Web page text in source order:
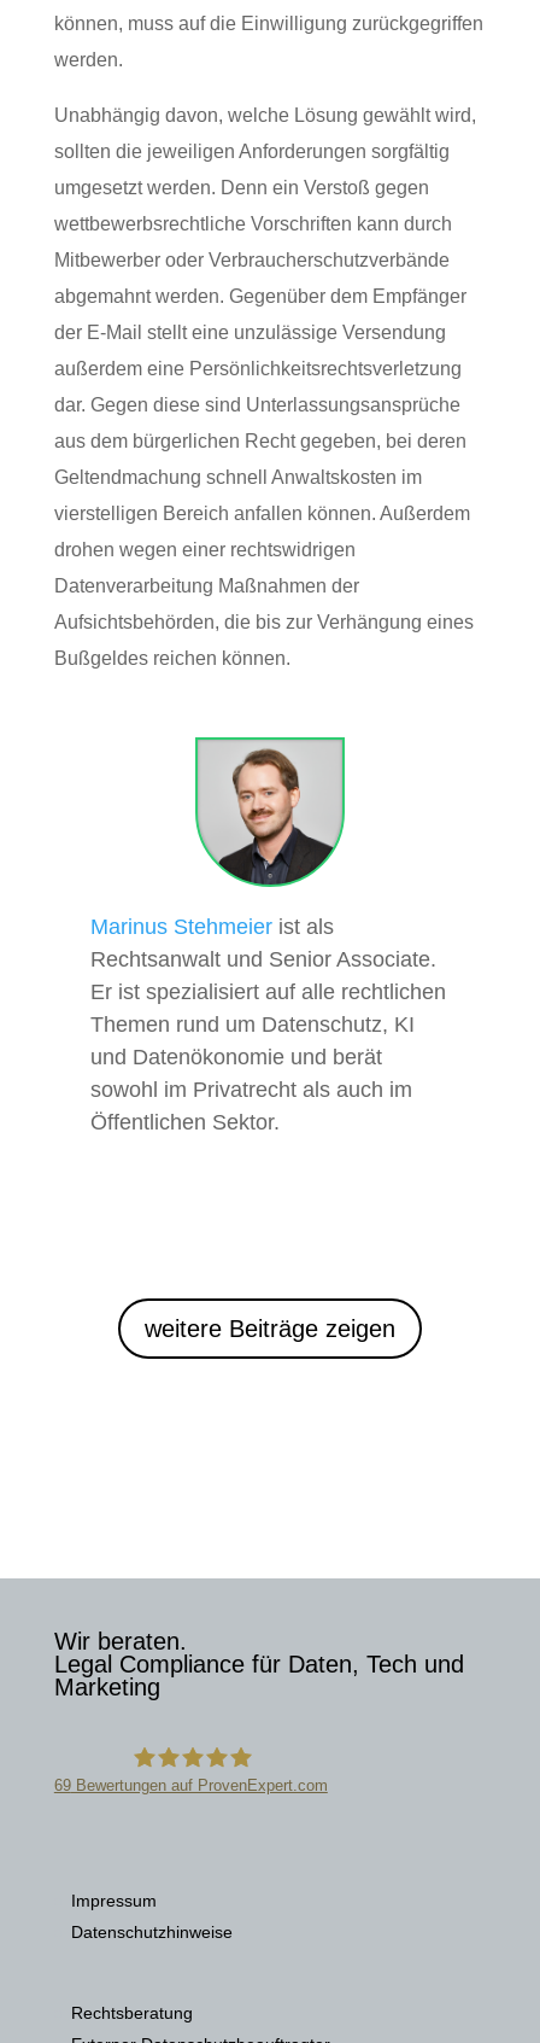
können, muss auf die Einwilligung zurückgegriffen
werden.
Unabhängig davon, welche Lösung gewählt wird,
sollten die jeweiligen Anforderungen sorgfältig
umgesetzt werden. Denn ein Verstoß gegen
wettbewerbsrechtliche Vorschriften kann durch
Mitbewerber oder Verbraucherschutzverbände
abgemahnt werden. Gegenüber dem Empfänger
der E-Mail stellt eine unzulässige Versendung
außerdem eine Persönlichkeitsrechtsverletzung
dar. Gegen diese sind Unterlassungsansprüche
aus dem bürgerlichen Recht gegeben, bei deren
Geltendmachung schnell Anwaltskosten im
vierstelligen Bereich anfallen können. Außerdem
drohen wegen einer rechtswidrigen
Datenverarbeitung Maßnahmen der
Aufsichtsbehörden, die bis zur Verhängung eines
Bußgeldes reichen können.
Marinus Stehmeierist als
Rechtsanwalt und Senior Associate.
Er ist spezialisiert auf alle rechtlichen
Themen rund um Datenschutz, KI
und Datenökonomie und berät
sowohl im Privatrecht als auch im
Öffentlichen Sektor.
weitere Beiträge zeigen
Wir beraten.
Legal Compliance für Daten, Tech und
Marketing
69Bewertungen auf ProvenExpert.com
Impressum
Datenschutzhinweise
Rechtsberatung